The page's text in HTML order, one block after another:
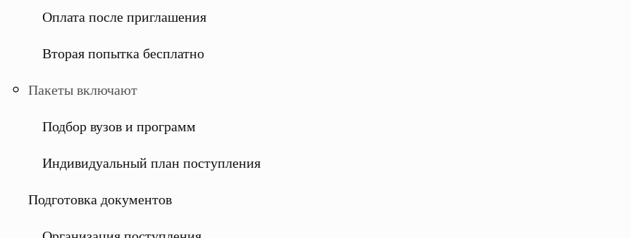
Оплата после приглашения
Вторая попытка бесплатно
Пакеты включают
Подбор вузов и программ
Индивидуальный план поступления
Подготовка документов